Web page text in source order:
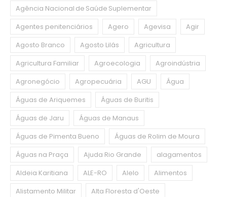
Agência Nacional de Saúde Suplementar
Agentes penitenciários
Agero Agevisa
Agir
Agosto Branco
Agosto Lilás
Agricultura
Agricultura Familiar
Agroecologia
Agroindústria
Agronegócio
Agropecuária AGU
Água
Águas de Ariquemes
Águas de Buritis
Águas de Jaru
Águas de Manaus
Águas de Pimenta Bueno
Águas de Rolim de Moura
Águas na Praça
Ajuda Rio Grande
alagamentos
Aldeia Karitiana
ALE-RO Alelo
Alimentos
Alistamento Militar
Alta Floresta d'Oeste